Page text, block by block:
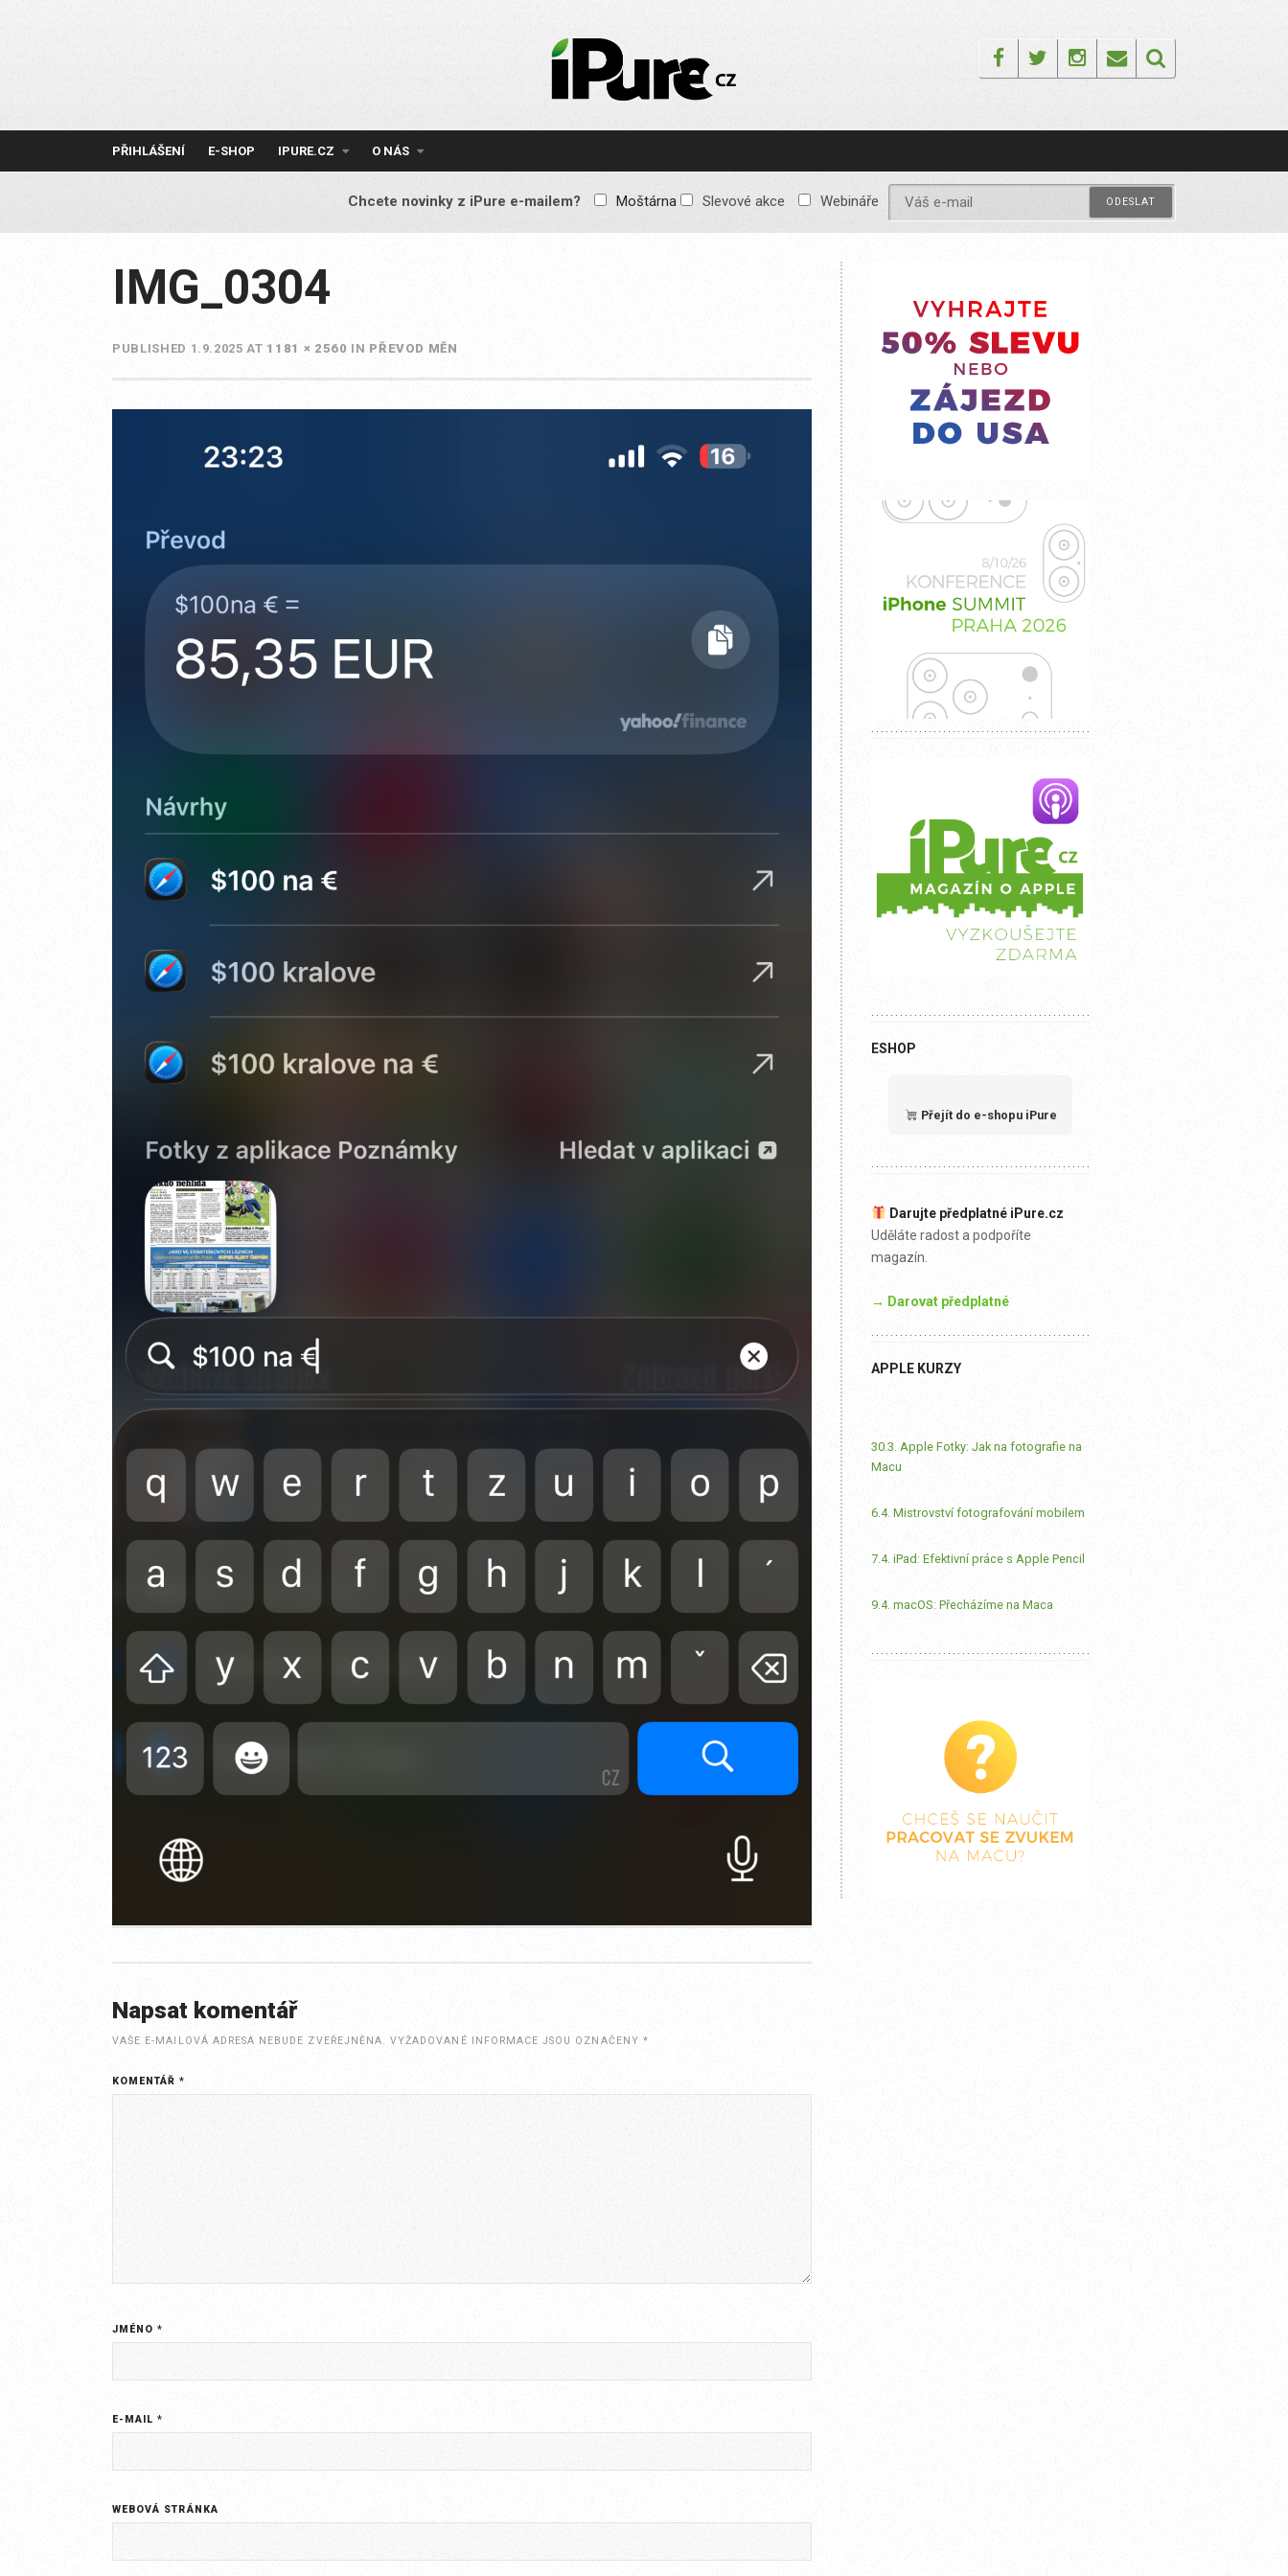
IPURE.CZ
Prémiový Apple e-
reklamy, žádné
obsah pro všechny
FacebookTwitterInstagram
Email
PŘIHLÁŠENÍ E-SHOP IPURE.CZ O NÁS
Chcete novinky z iPure e-mailem? Moštárna Slevové akce Webináře
IMG_0304
PUBLISHED 1.9.2025 AT 1181 × 2560 IN PŘEVOD MĚN
Napsat komentář
VAŠE E-MAILOVÁ ADRESA NEBUDE ZVEŘEJNĚNA. VYŽADOVANÉ INFORMACE JSOU OZNAČENY *
KOMENTÁŘ*
JMÉNO*
E-MAIL*
WEBOVÁ STRÁNKA
ESHOP
Přejít do e-shopu iPure
Darujte předplatné iPure.cz
Uděláte radost a podpoříte
magazín.
→ Darovat předplatné
APPLE KURZY
30.3. Apple Fotky: Jak na fotografie na
Macu
6.4. Mistrovství fotografování mobilem
7.4. iPad: Efektivní práce s Apple Pencil
9.4. macOS: Přecházíme na Maca